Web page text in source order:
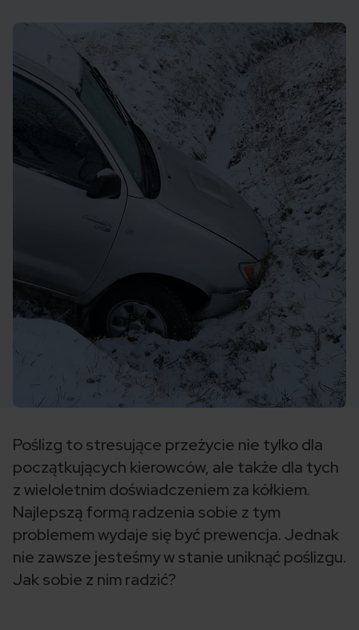
Poślizg to stresujące przeżycie nie tylko dla
początkujących kierowców, ale także dla tych
z wieloletnim doświadczeniem za kółkiem.
Najlepszą formą radzenia sobie z tym
problemem wydaje się być prewencja. Jednak
nie zawsze jesteśmy w stanie uniknąć poślizgu.
Jak sobie z nim radzić?